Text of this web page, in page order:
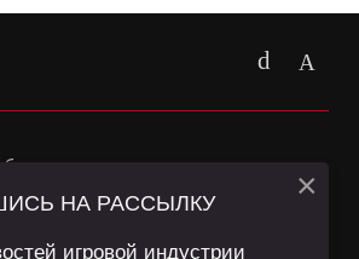
сайта и сервис «Яндекс
и
НА РАССЫЛКУ
игровой индустрии
×